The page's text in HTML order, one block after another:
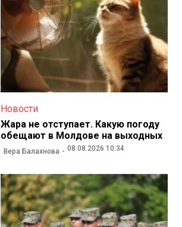
Новости
Жара не отступает. Какую погоду
обещают в Молдове на выходных
Вера Балахнова 08.08.2026 10:34